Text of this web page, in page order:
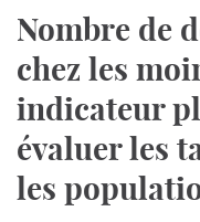
Nombre de
chez les
indicateur
évaluer les
les